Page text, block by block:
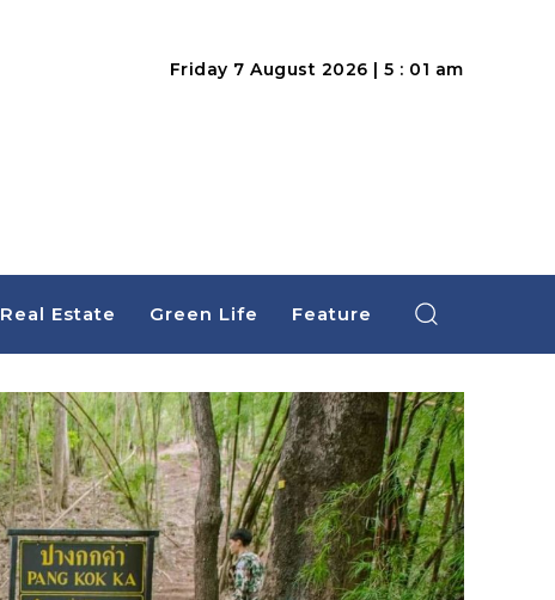
Friday 7 August 2026 | 5 : 01 am
Real Estate Green Life Feature